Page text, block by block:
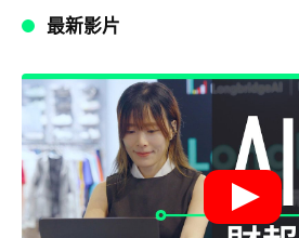
最新影片